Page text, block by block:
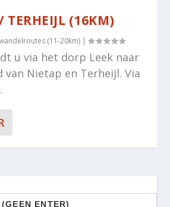
TERHEIJL (16KM)
(11-20km) |
u via het dorp Leek naar
van Nietap en Terheijl. Via